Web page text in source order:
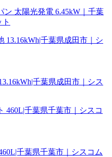
ン 太陽光発電 6.45kW｜千葉
千葉県成田市｜シス
千葉県千葉市｜シスコム